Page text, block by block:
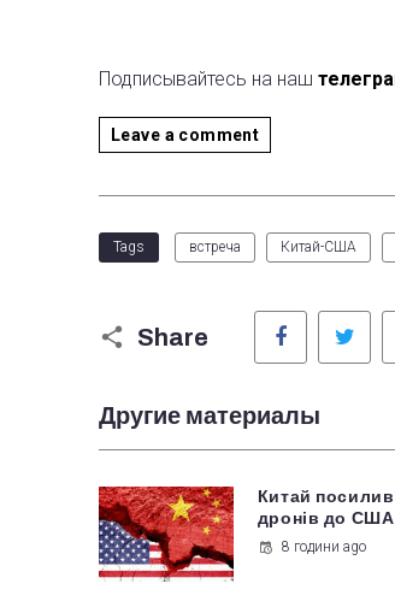
Подписывайтесь на наш
Leave a comment
Tags встреча Китай-США
Share
Facebook
Другие материалы
Китай
дронів до США
8 години ago